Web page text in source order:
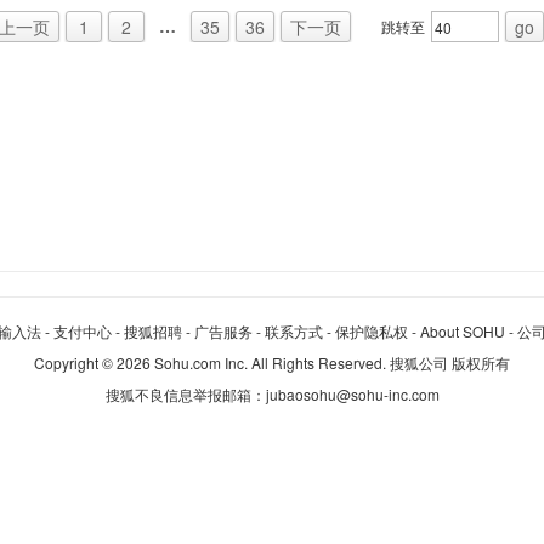
一页 1 2 … 35 36 下一页 跳转至 go
入法-支付中心-搜狐招聘- 广告服务 -联系方式-保护隐私权 -About SOHU -公
Copyright©2026 Sohu.com Inc. All Rights Reserved. 搜狐公司 版权所有
搜狐不良信息举报邮箱： jubaosohu@sohu-inc.com